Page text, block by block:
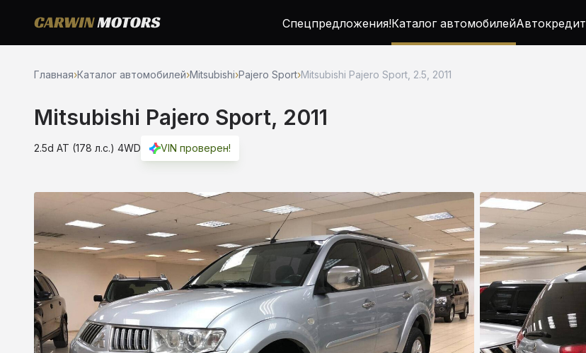
Спецпредложения!Каталог автомобилейАвтокредит
Главная›Каталог автомобилей›Mitsubishi›Pajero Sport›Mitsubishi Pajero Sport, 2.5, 2011
Mitsubishi Pajero Sport, 2011
2.5d AT (178 л.с.) 4WD VIN проверен!